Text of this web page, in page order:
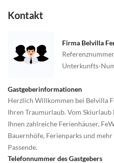
Kontakt
Firma Belvilla
Referenznummer
Unterkunfts-
Gastgeberinformationen
Herzlich Willkommen bei Belvilla
Ihren Traumurlaub. Vom
Ihnen zahlreiche Ferienhäuser,
Bauernhöfe, Ferienparks und
Passende.
Telefonnummer des Gastgebers